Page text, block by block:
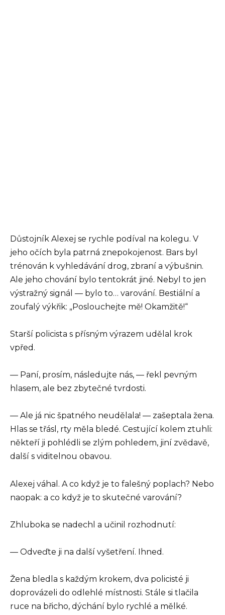
Důstojník Alexej se rychle podíval na kolegu. V
jeho očích byla patrná znepokojenost. Bars byl
trénován k vyhledávání drog, zbraní a výbušnin.
Ale jeho chování bylo tentokrát jiné. Nebyl to jen
výstražný signál — bylo to… varování. Bestiální a
zoufalý výkřik: „Poslouchejte mě! Okamžitě!“
Starší policista s přísným výrazem udělal krok
vpřed.
— Paní, prosím, následujte nás, — řekl pevným
hlasem, ale bez zbytečné tvrdosti.
— Ale já nic špatného neudělala! — zašeptala žena.
Hlas se třásl, rty měla bledé. Cestující kolem ztuhli:
někteří ji pohlédli se zlým pohledem, jiní zvědavě,
další s viditelnou obavou.
Alexej váhal. A co když je to falešný poplach? Nebo
naopak: a co když je to skutečné varování?
Zhluboka se nadechl a učinil rozhodnutí:
— Odveďte ji na další vyšetření. Ihned.
Žena bledla s každým krokem, dva policisté ji
doprovázeli do odlehlé místnosti. Stále si tlačila
ruce na břicho, dýchání bylo rychlé a mělké.